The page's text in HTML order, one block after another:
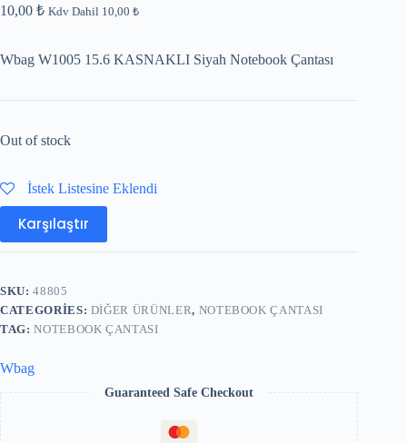
10,00 ₺ Kdv Dahil 10,00 ₺
Wbag W1005 15.6 KASNAKLI Siyah Notebook Çantası
Out of stock
İstek Listesine Eklendi
Karşılaştır
SKU:48805
CATEGORIES: DIĞER ÜRÜNLER, NOTEBOOK ÇANTASI
TAG:NOTEBOOK ÇANTASI
Wbag
Guaranteed Safe Checkout